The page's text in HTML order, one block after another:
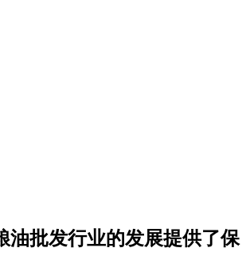
油批发行业的发展提供了保